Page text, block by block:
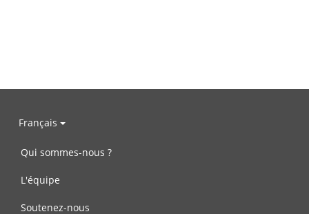
Français
Qui sommes-nous ?
L'équipe
Soutenez-nous